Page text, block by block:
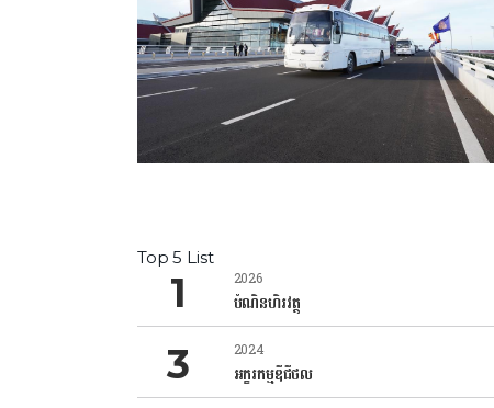
Top 5 List
2026
បំណិនហិរវត្ថុ
2024
អក្ខរកម្មឌីជីថល